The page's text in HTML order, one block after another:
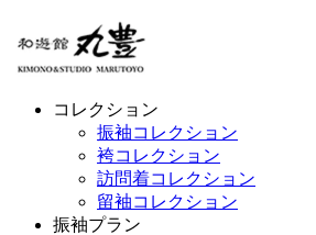
コレクション
振袖コレクション
袴コレクション
訪問着コレクション
留袖コレクション
振袖プラン